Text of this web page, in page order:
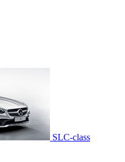
SLC-class